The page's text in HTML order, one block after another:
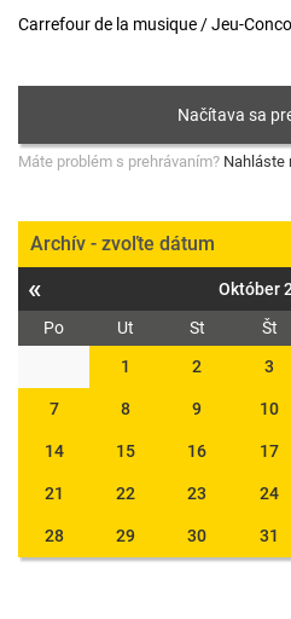
Carrefour de la musique / Jeu-
Máte problém s prehrávaním? Nahláste
Archív - zvoľte dátum
« Október
Po Ut St Št
1
2 3
7 8 9 10
14 15 16 17
21 22 23 24
28 29 30 31